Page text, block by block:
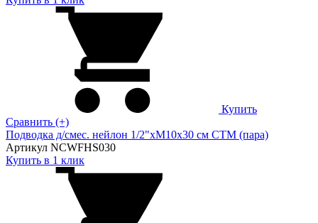
Купить
Сравнить (+)
Подводка д/смес. нейлон 1/2"xM10x30 см CTM (пара)
Артикул NCWFHS030
Купить в 1 клик